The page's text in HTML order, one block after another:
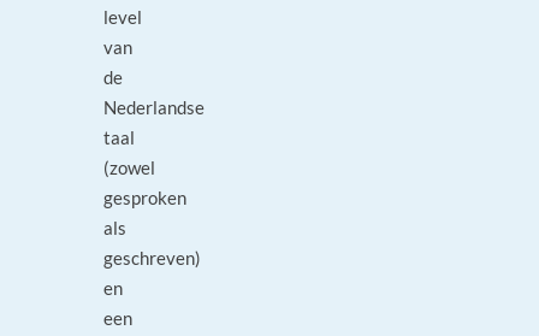
level
van
de
Nederlandse
taal
(zowel
gesproken
als
geschreven)
en
een